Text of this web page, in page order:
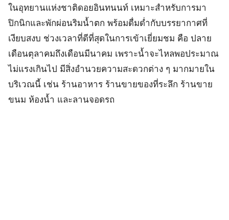
ในอุทยานแห่งชาติดอยอินทนนท์ เหมาะสำหรับการมา
ปิกนิกและพักผ่อนริมน้ำตก พร้อมดื่มด่ำกับบรรยากาศที่
เงียบสงบ ช่วงเวลาที่ดีที่สุดในการเข้าเยี่ยมชม คือ ปลาย
เดือนตุลาคมถึงเดือนมีนาคม เพราะน้ำจะไหลพอประมาณ
ไม่แรงเกินไป มีสิ่งอำนวยความสะดวกต่าง ๆ มากมายใน
บริเวณนี้ เช่น ร้านอาหาร ร้านขายของที่ระลึก ร้านขาย
ขนม ห้องน้ำ และลานจอดรถ